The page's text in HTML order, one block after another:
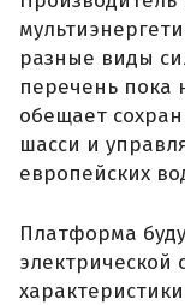
разные виды
перечень пока
обещает
шасси и
европейских
Платформа
электрической